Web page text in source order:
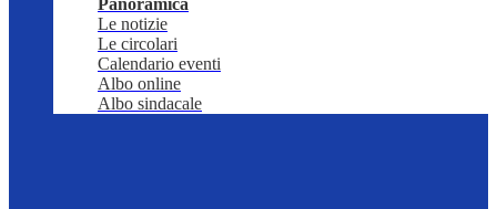
Panoramica
Le notizie
Le circolari
Calendario eventi
Albo online
Albo sindacale